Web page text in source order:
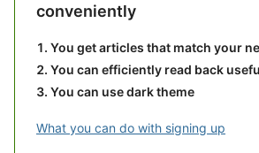
conveniently
You get articles that match your
You can efficiently read back
You can use dark theme
What you can do with signing up